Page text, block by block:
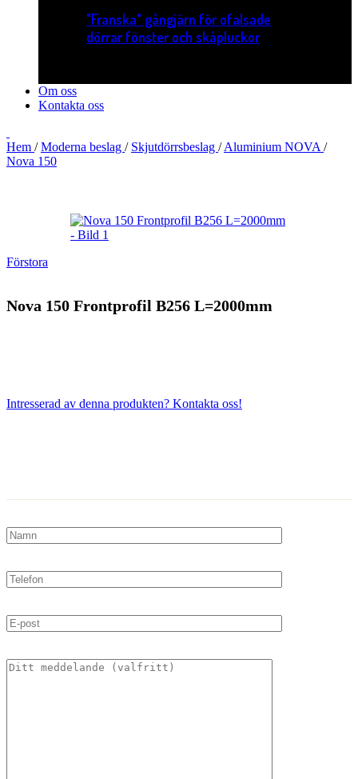
"Franska" gångjärn för ofalsade
dörrar fönster och skåpluckor
Om oss
Kontakta oss
Hem / Moderna beslag / Skjutdörrsbeslag / Aluminium NOVA /
Nova 150
Förstora
Nova 150 Frontprofil B256 L=2000mm
Intresserad av denna produkten? Kontakta oss!